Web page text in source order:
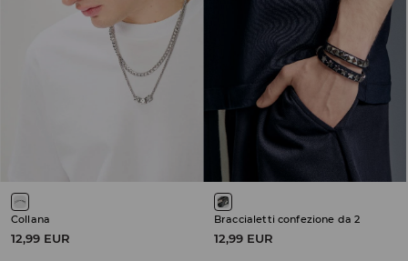
Collana
12,99 EUR
Braccialetti confezione da 2
12,99 EUR